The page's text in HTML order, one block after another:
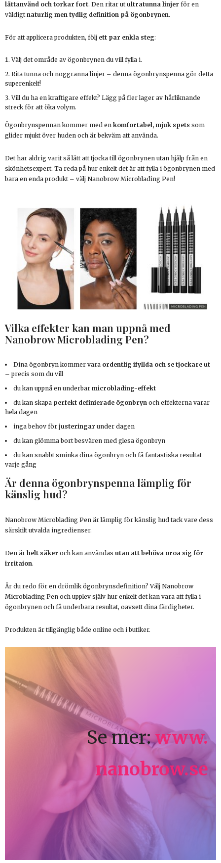
lättanvänd och torkar fort. Den ritar utultratunna linjer för en
väldigtnaturlig men tydlig definition på ögonbrynen.
För att applicera produkten, följ ett par enkla steg:
Välj det område av ögonbrynen du vill fylla i.
Rita tunna och noggranna linjer – denna ögonbrynspenna gör detta
superenkelt!
Vill du ha en kraftigare effekt? Lägg på fler lager av hårliknande
streck för att öka volym.
Ögonbrynspennan kommer med en komfortabel, mjuk spets som
glider mjukt över huden och är bekväm att använda.
Det har aldrig varit så lätt att tjocka till ögonbrynen utan hjälp från en
skönhetsexpert. Ta reda på hur enkelt det är att fylla i ögonbrynen med
bara en enda produkt – välj Nanobrow Microblading Pen!
Vilka effekter kan man uppnå med
Nanobrow Microblading Pen?
Dina ögonbryn kommer vara ordentlig ifyllda och se tjockare ut
– precis som du vill
du kan uppnå en underbar microblading-effekt
du kan skapa perfekt definierade ögonbryn och effekterna varar
hela dagen
inga behov för justeringar under dagen
du kan glömma bort besvären med glesa ögonbryn
du kan snabbt sminka dina ögonbryn och få fantastiska resultat
varje gång
Är denna ögonbrynspenna lämplig för
känslig hud?
Nanobrow Microblading Pen är lämplig för känslig hud tack vare dess
särskilt utvalda ingredienser.
Den är helt säker och kan användas utan att behöva oroa sig för
irritaion.
Är du redo för en drömlik ögonbrynsdefinition? Välj Nanobrow
Microblading Pen och upplev själv hur enkelt det kan vara att fylla i
ögonbrynen och få underbara resultat, oavsett dina färdigheter.
Produkten är tillgänglig både online och i butiker.
Se mer:www.
nanobrow.se